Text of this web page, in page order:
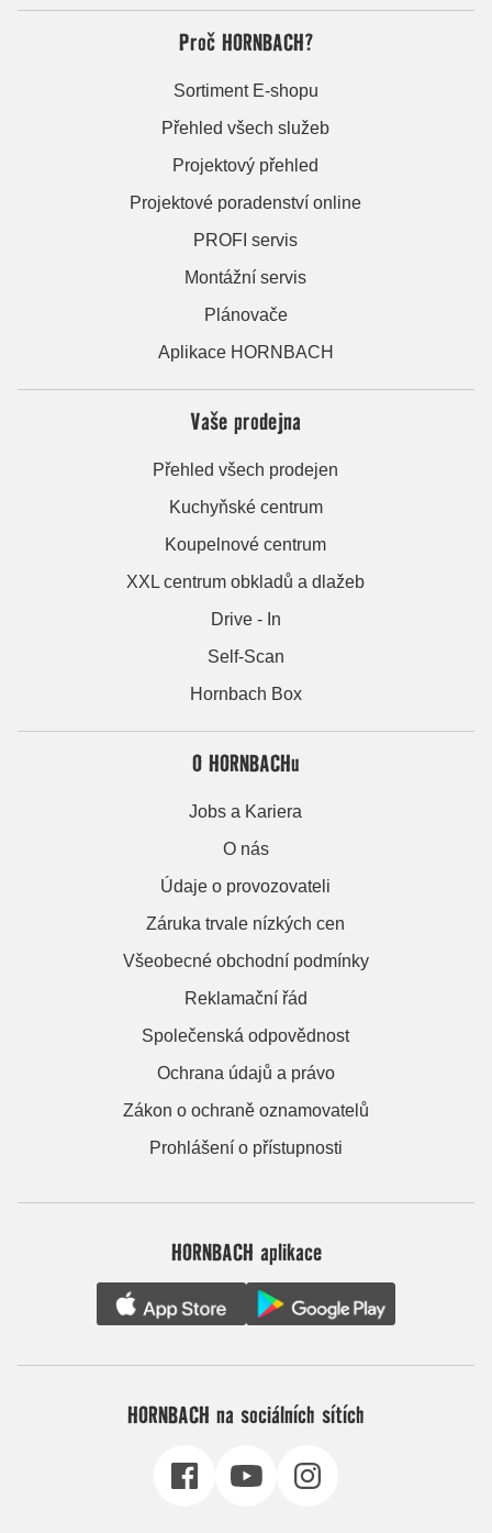
Proč HORNBACH?
Sortiment E-shopu
Přehled všech služeb
Projektový přehled
Projektové poradenství online
PROFI servis
Montážní servis
Plánovače
Aplikace HORNBACH
Vaše prodejna
Přehled všech prodejen
Kuchyňské centrum
Koupelnové centrum
XXL centrum obkladů a dlažeb
Drive - In
Self-Scan
Hornbach Box
O HORNBACHu
Jobs a Kariera
O nás
Údaje o provozovateli
Záruka trvale nízkých cen
Všeobecné obchodní podmínky
Reklamační řád
Společenská odpovědnost
Ochrana údajů a právo
Zákon o ochraně oznamovatelů
Prohlášení o přístupnosti
HORNBACH aplikace
HORNBACH na sociálních sítích